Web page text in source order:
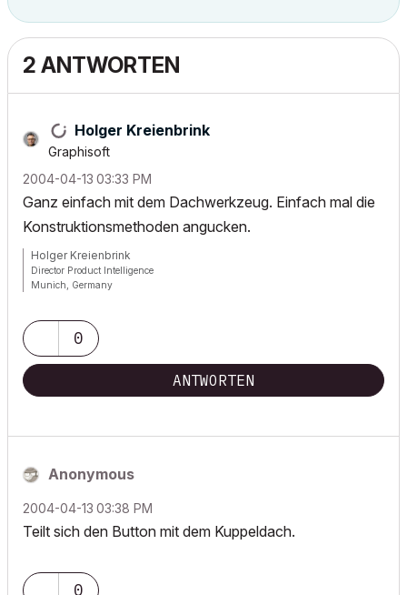
2 ANTWORTEN
Holger Kreienbrink
Graphisoft
‎2004-04-13 03:33 PM
Ganz einfach mit dem Dachwerkzeug. Einfach mal die
Konstruktionsmethoden angucken.
Holger Kreienbrink
Director Product Intelligence
Munich, Germany
0
ANTWORTEN
Anonymous
‎2004-04-13 03:38 PM
Teilt sich den Button mit dem Kuppeldach.
0